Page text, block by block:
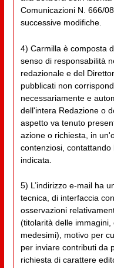
Comunicazioni N. 666/
successive modifiche.
4) Carmilla è composta
senso di responsabilità
redazionale e del
pubblicati non
necessariamente e
dell'intera Redazione o
aspetto va tenuto
azione o richiesta, in
contenziosi,
indicata.
5) L’indirizzo e-mail ha
tecnica, di interfaccia
osservazioni
(titolarità delle
medesimi), motivo per
per inviare contributi da
richiesta di carattere